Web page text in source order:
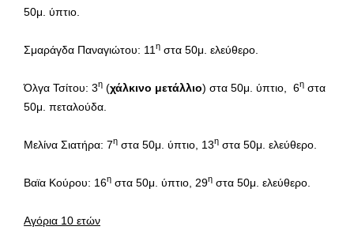
50μ. ύπτιο.
Σμαράγδα Παναγιώτου: 11 η στα 50μ. ελεύθερο.
Όλγα Τσίτου: 3η (χάλκινο μετάλλιο) στα 50μ. ύπτιο, 6η στα
50μ. πεταλούδα.
Μελίνα Σιατήρα: 7η στα 50μ. ύπτιο, 13η στα 50μ. ελεύθερο.
Βαϊα Κούρου: 16η στα 50μ. ύπτιο, 29η στα 50μ. ελεύθερο.
Αγόρια 10 ετών